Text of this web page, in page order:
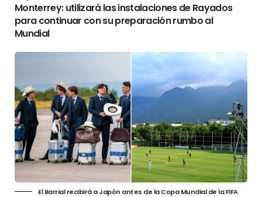
Monterrey: utilizará las instalaciones de Rayados
para continuar con su preparación rumbo al
Mundial
El Barrial recibirá a Japón antes de la Copa Mundial de la FIFA